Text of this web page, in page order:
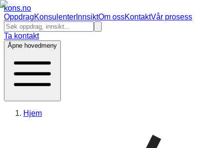
kons.no
OppdragKonsulenter InnsiktOm ossKontaktVår prosess
Ta kontakt
Åpne hovedmeny
Hjem